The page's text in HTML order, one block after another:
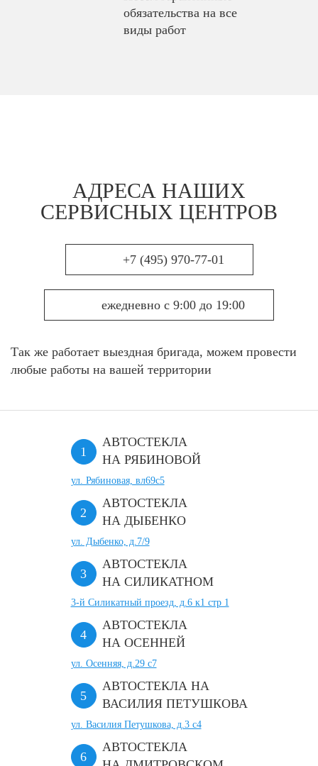
обязательства на все
виды работ
АДРЕСА НАШИХ
СЕРВИСНЫХ ЦЕНТРОВ
+7 (495) 970-77-01
ежедневно с 9:00 до 19:00
Так же работает выездная бригада, можем провести
любые работы на вашей территории
АВТОСТЕКЛА
НА РЯБИНОВОЙ
ул. Рябиновая, вл69с5
АВТОСТЕКЛА
НА ДЫБЕНКО
ул. Дыбенко, д.7/9
АВТОСТЕКЛА
НА СИЛИКАТНОМ
3-й Силикатный проезд, д.6 к1 стр 1
АВТОСТЕКЛА
НА ОСЕННЕЙ
ул. Осенняя, д.29 с7
АВТОСТЕКЛА НА
ВАСИЛИЯ ПЕТУШКОВА
ул. Василия Петушкова, д.3 с4
АВТОСТЕКЛА